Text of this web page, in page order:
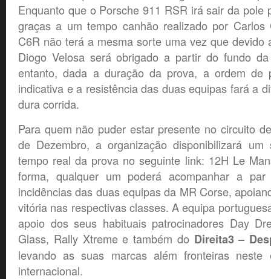
Enquanto que o Porsche 911 RSR irá sair da pole
graças a um tempo canhão realizado por Carlos
C6R não terá a mesma sorte uma vez que devido
Diogo Velosa será obrigado a partir do fundo
entanto, dada a duração da prova, a ordem de
indicativa e a resistência das duas equipas fará a
dura corrida.
Para quem não puder estar presente no circuito
de Dezembro, a organização disponibilizará
tempo real da prova no seguinte link: 12H Le
forma, qualquer um poderá acompanhar a
incidências das duas equipas da MR Corse,
vitória nas respectivas classes. A equipa
apoio dos seus habituais patrocinadores Day
Glass, Rally Xtreme e também do Direita3 –
levando as suas marcas além fronteiras neste
internacional.